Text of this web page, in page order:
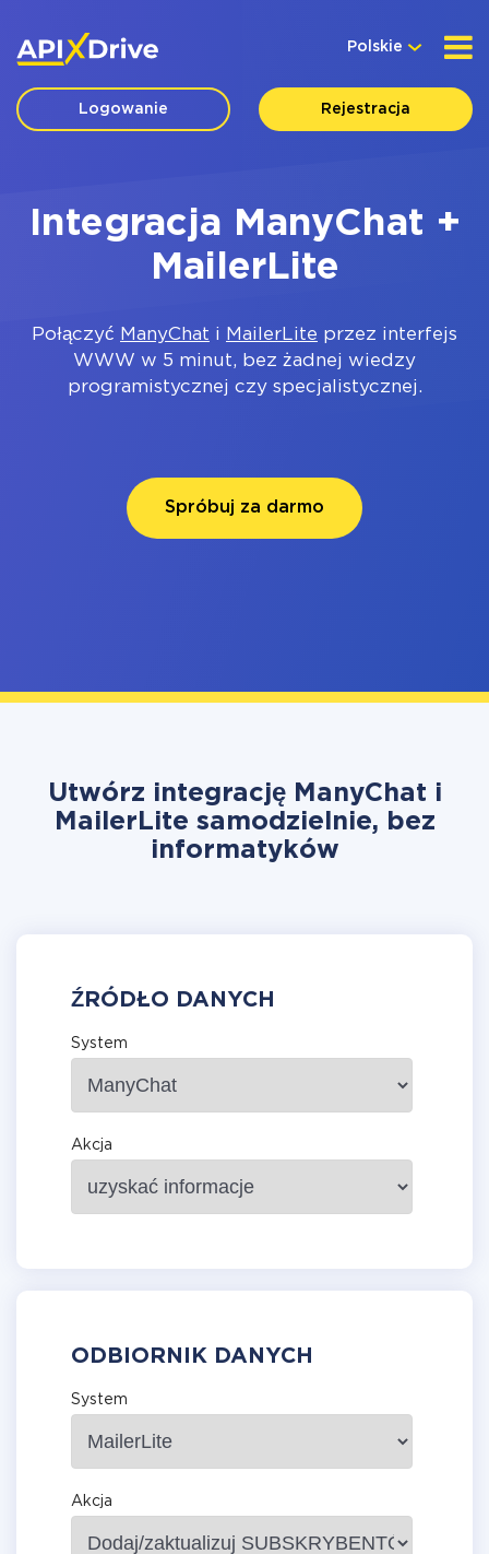
Polskie
Logowanie Rejestracja
Integracja ManyChat +
MailerLite
Połączyć ManyChat i MailerLite przez interfejs
WWW w 5 minut, bez żadnej wiedzy
programistycznej czy specjalistycznej.
Spróbuj za darmo
Utwórz integrację ManyChat i
MailerLite samodzielnie, bez
informatyków
ŹRÓDŁO DANYCH
System
Akcja
ODBIORNIK DANYCH
System
Akcja